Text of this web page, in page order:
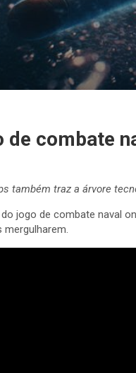
combate
também traz a árvore
jogo de combate naval